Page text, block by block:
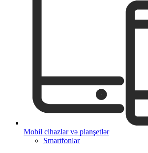
Mobil cihazlar və planşetlər
Smartfonlar